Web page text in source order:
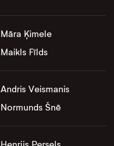
Māra Ķimele
Maikls Fīlds
Andris Veismanis
Normunds Šnē